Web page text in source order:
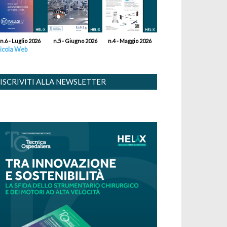
n.6 - Luglio 2026 n.5 - Giugno 2026 n.4 - Maggio 2026
Web
ISCRIVITI ALLA NEWSLETTER